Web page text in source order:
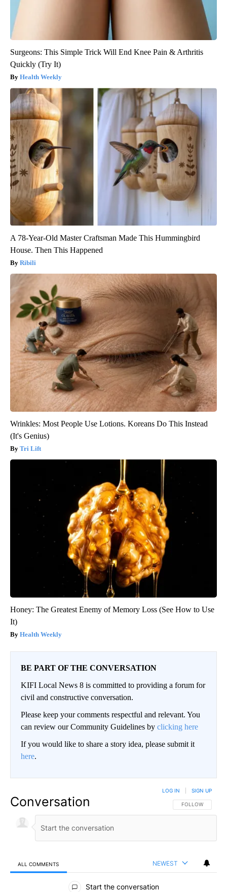
Surgeons: This Simple Trick Will End Knee Pain & Arthritis
Quickly (Try It)
Health Weekly
A 78-Year-Old Master Craftsman Made This Hummingbird
House. Then This Happened
Ribili
Wrinkles: Most People Use Lotions. Koreans Do This Instead
(It's Genius)
Tri Lift
Honey: The Greatest Enemy of Memory Loss (See How to Use
It)
Health Weekly
BE PART OF THE CONVERSATION
KIFI Local News 8 is committed to providing a forum for
civil and constructive conversation.
Please keep your comments respectful and relevant. You
can review our Community Guidelines by clicking here
If you would like to share a story idea, please submit it
here.
Conversation FOLLOW THIS
FOLLOW
LOG IN SIGN UP
ALL COMMENTS NEWEST
All Comments
Start the conversation